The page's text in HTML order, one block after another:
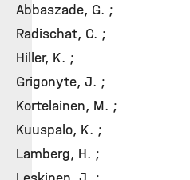
Abbaszade, G. ;
Radischat, C. ;
Hiller, K. ;
Grigonyte, J. ;
Kortelainen, M. ;
Kuuspalo, K. ;
Lamberg, H. ;